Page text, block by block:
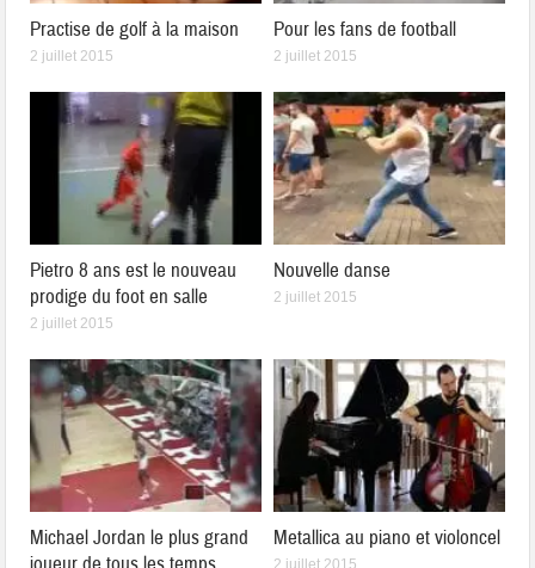
Practise de golf à la maison
2 juillet 2015
Pour les fans de football
2 juillet 2015
Pietro 8 ans est le nouveau
prodige du foot en salle
2 juillet 2015
Nouvelle danse
2 juillet 2015
Michael Jordan le plus grand
Metallica au piano et violoncel
2 juillet 2015